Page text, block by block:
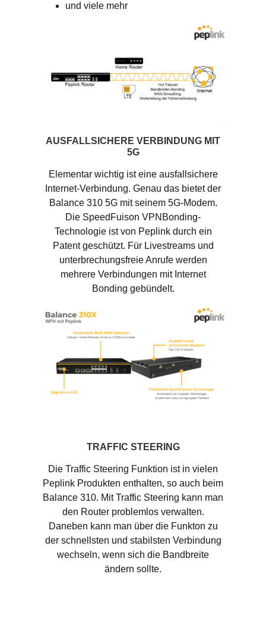
und viele mehr
AUSFALLSICHERE VERBINDUNG MIT
5G
Elementar wichtig ist eine ausfallsichere
Internet-Verbindung. Genau das bietet der
Balance 310 5G mit seinem 5G-Modem.
Die SpeedFuison VPNBonding-
Technologie ist von Peplink durch ein
Patent geschützt. Für Livestreams und
unterbrechungsfreie Anrufe werden
mehrere Verbindungen mit Internet
Bonding gebündelt.
TRAFFIC STEERING
Die Traffic Steering Funktion ist in vielen
Peplink Produkten enthalten, so auch beim
Balance 310. Mit Traffic Steering kann man
den Router problemlos verwalten.
Daneben kann man über die Funkton zu
der schnellsten und stabilsten Verbindung
wechseln, wenn sich die Bandbreite
ändern sollte.